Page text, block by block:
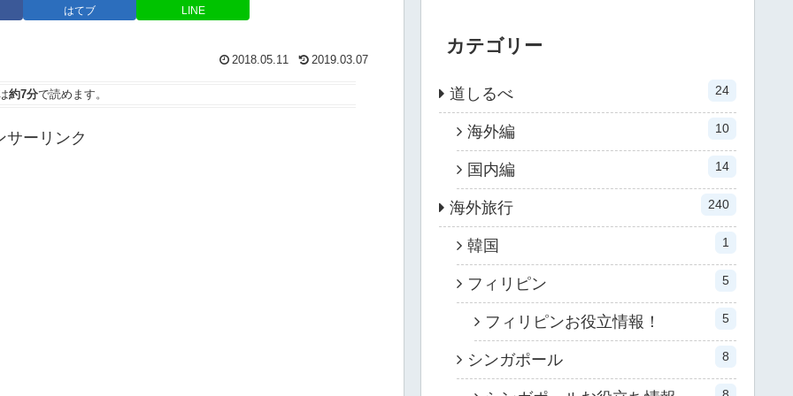
はてブ LINE
2018.05.11 2019.03.07
約7分で読めます。
サーリンク
カテゴリー
道しるべ 24
海外編 10
国内編 14
海外旅行 240
韓国 1
フィリピン 5
フィリピンお役立情報！ 5
シンガポール 8